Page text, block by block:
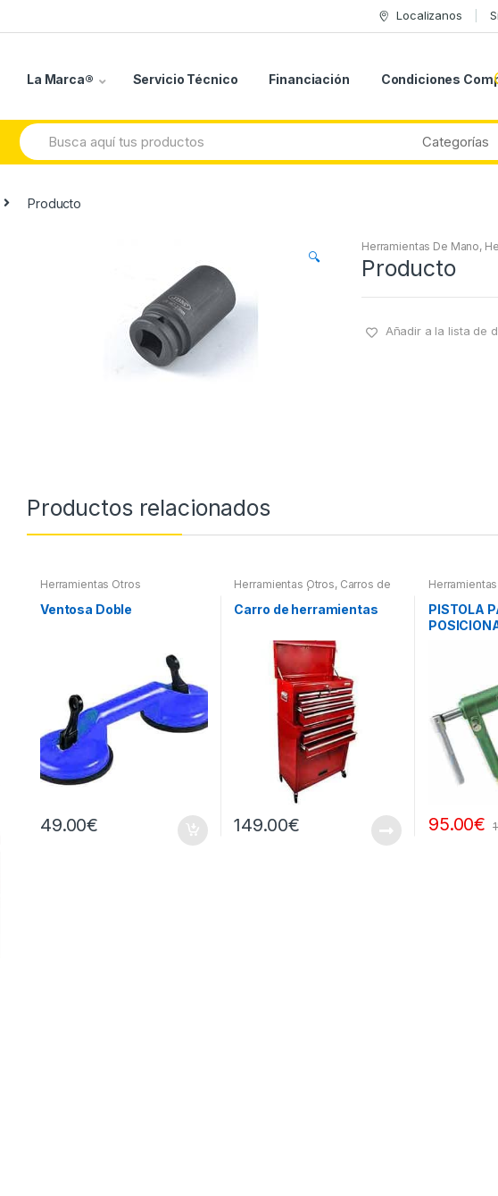
Localizanos
La Marca® Servicio Técnico Financiación Condiciones
Search
for:
Producto
🔍
Herramientas De Mano,
Producto
Añadir a la lista de
Productos relacionados
Herramientas Otros
Ventosa Doble
49.00€
Herramientas Otros, Carros de
Herramientas | Bancos
Carro de herramientas
149.00€
Refrigeración
PISTOLA
95.00€